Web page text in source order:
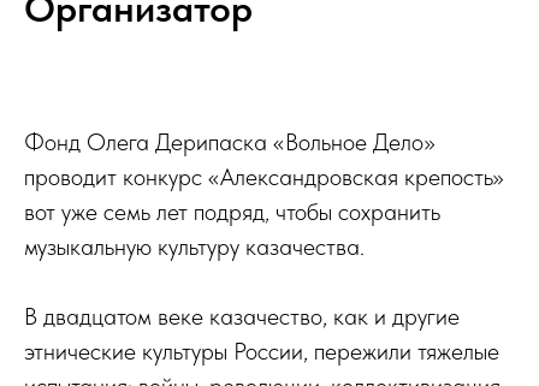
Фонд Олега Дерипаска «Вольное Дело»
проводит конкурс «Александровская крепость»
вот уже семь лет подряд, чтобы сохранить
музыкальную культуру казачества.
В двадцатом веке казачество, как и другие
этнические культуры России, пережили тяжелые